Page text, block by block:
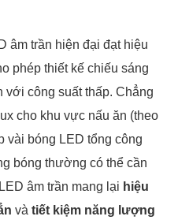
âm trần hiện đại đạt hiệu
phép thiết kế chiếu sáng
với công suất thấp. Chẳng
cho khu vực nấu ăn (theo
vài bóng LED tổng công
bóng thường có thể cần
âm trần mang lại hiệu
và tiết kiệm năng lượng